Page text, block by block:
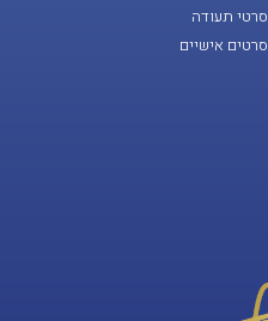
סרטי תעודה
סרטים אישיים